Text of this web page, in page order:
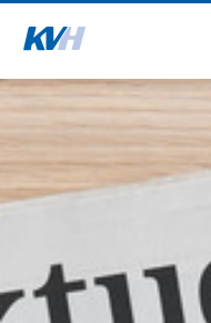
Zur Startseite